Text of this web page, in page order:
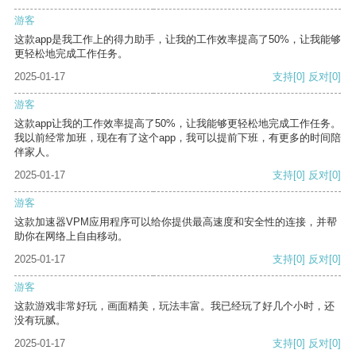
游客
这款app是我工作上的得力助手，让我的工作效率提高了50%，让我能够
更轻松地完成工作任务。
2025-01-17
支持[0] 反对[0]
游客
这款app让我的工作效率提高了50%，让我能够更轻松地完成工作任务。
我以前经常加班，现在有了这个app，我可以提前下班，有更多的时间陪
伴家人。
2025-01-17
支持[0] 反对[0]
游客
这款加速器VPM应用程序可以给你提供最高速度和安全性的连接，并帮
助你在网络上自由移动。
2025-01-17
支持[0] 反对[0]
游客
这款游戏非常好玩，画面精美，玩法丰富。我已经玩了好几个小时，还
没有玩腻。
2025-01-17
支持[0] 反对[0]